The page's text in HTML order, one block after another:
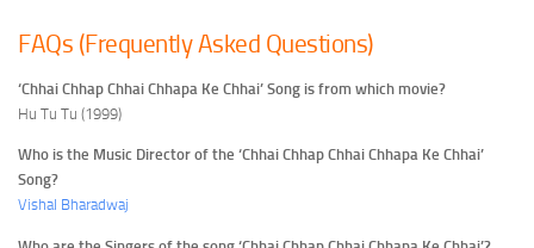
FAQs (Frequently Asked Questions)
‘Chhai Chhap Chhai Chhapa Ke Chhai’ Song is from which movie?
Hu Tu Tu (1999)
Who is the Music Director of the ‘Chhai Chhap Chhai Chhapa Ke Chhai’
Song?
Vishal Bharadwaj